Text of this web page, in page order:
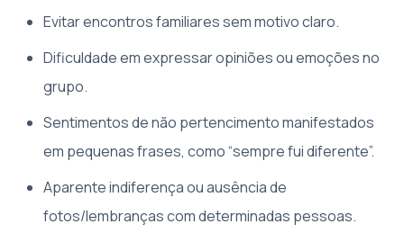
Evitar encontros familiares sem motivo claro.
Dificuldade em expressar opiniões ou emoções no
grupo.
Sentimentos de não pertencimento manifestados
em pequenas frases, como “sempre fui diferente”.
Aparente indiferença ou ausência de
fotos/lembranças com determinadas pessoas.